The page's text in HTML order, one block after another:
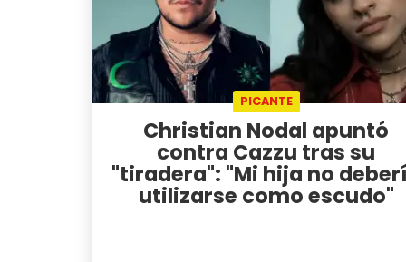
PICANTE
Christian Nodal apuntó
contra Cazzu tras su
"tiradera": "Mi hija no
utilizarse como escudo"